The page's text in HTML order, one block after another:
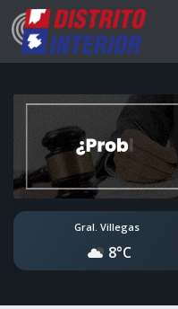
Gral. Villegas
8°C